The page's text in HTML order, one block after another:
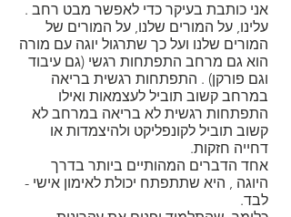
אני כותבת בעיקר כדי לאפשר מבט רחב .
עלינו, על המורים שלנו, על המורים של
המורים שלנו ועל כך שתרגול יוגה עם מורה
הוא גם מרחב התפתחות רגשי (גם עיבוד
וגם פורקן) . התפתחות רגשית בריאה
במרחב קשוב תוביל לעצמאות ואילו
התפתחות רגשית לא בריאה במרחב לא
קשוב תוביל לקונפליקט ולהיצמדות או
דחייה חזקות.
אחד הדברים המהותיים ביותר בדרך
היוגה , היא שתתפתח יכולת לאימון אישי -
לבד.